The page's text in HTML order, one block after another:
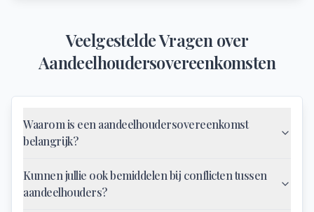
Veelgestelde Vragen over
Aandeelhoudersovereenkomsten
Waarom is een aandeelhoudersovereenkomst
belangrijk?
Kunnen jullie ook bemiddelen bij conflicten tussen
aandeelhouders?